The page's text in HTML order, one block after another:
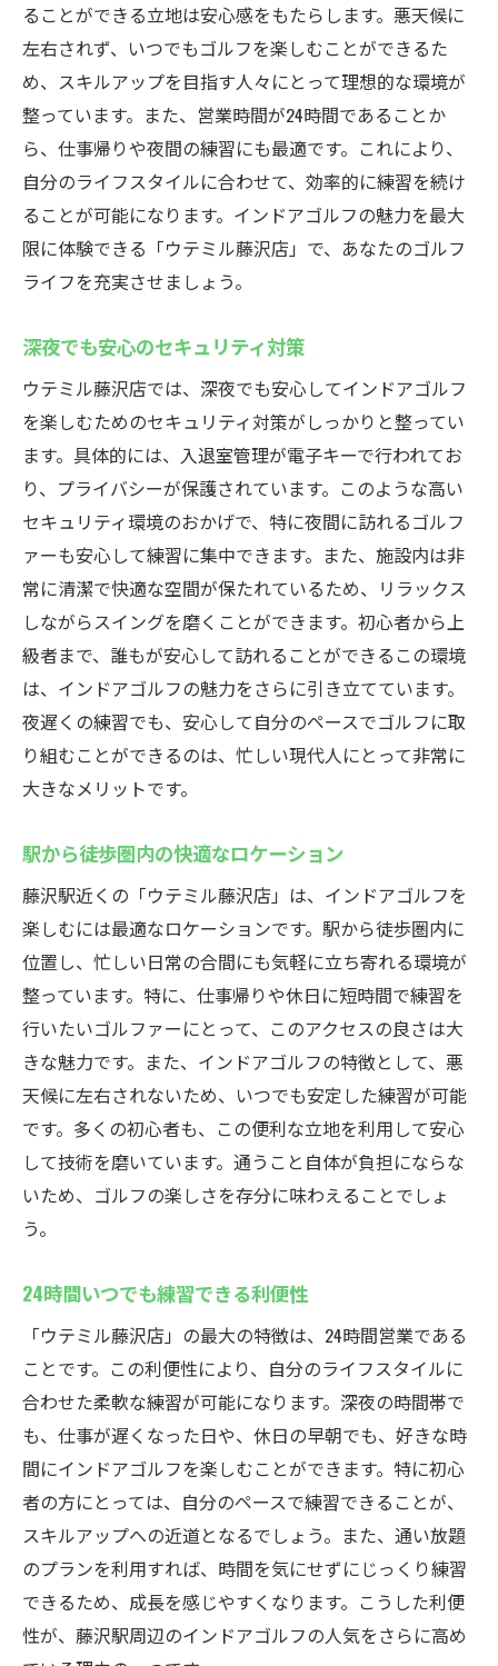
気軽に通えるリーズナブルな料金
仕事帰りにも通えるインドアゴルフ藤沢駅から
すぐの便利さ
仕事帰りのリフレッシュに最適
忙しいビジネスマンにも優しい環境
藤沢駅近くならではのアクセスの良さ
夜間でも活用できる施設の魅力
アフターワークの新しい習慣として
24時間営業のインドアゴルフウテミルでスキル
アップを目指そう
自分のペースでスキルアップ
インストラクターによる指導が充実
短期間でのゴルフ上達を目指す方法
練習の成果が実感できる環境
ウテミル藤沢での成功体験
効率的なスキル向上の秘訣
初心者でも安心藤沢駅のインドアゴルフウテミ
ル
初心者に優しい施設設計
安心の初心者コースガイド
未経験者でも楽しめる練習プラン
初めてのゴルフ体験を応援
藤沢駅でゴルフを始める最適な選択
自由な時間に練習できるウテミル藤沢店の魅力
時間を気にせず練習できる喜び
ライフスタイルに合わせた利用法
藤沢でのフレキシブルな練習環境
24時間営業がもたらす自由さ
日々のルーチンに取り入れやすい
自由な利用が可能なインドアゴルフ
初めてでも楽しく学べる環境
利用者の声を活かした改善点
初心者に知って欲しいウテミルの魅力
初めてのゴルフ体験が楽しくなる方法
ウテミル藤沢の初心者向けポイント
初めてでも続けやすい理由
24時間営業で悪天候でも安心のインドアゴルフ
天候を気にせず練習できる快適さ
雨の日でも快適な練習環境
悪天候の日にこそ活用したい理由
ることができる立地は安心感をもたらします。悪天候に
左右されず、いつでもゴルフを楽しむことができるた
め、スキルアップを目指す人々にとって理想的な環境が
整っています。また、営業時間が24時間であることか
ら、仕事帰りや夜間の練習にも最適です。これにより、
自分のライフスタイルに合わせて、効率的に練習を続け
ることが可能になります。インドアゴルフの魅力を最大
限に体験できる「ウテミル藤沢店」で、あなたのゴルフ
ライフを充実させましょう。
深夜でも安心のセキュリティ対策
ウテミル藤沢店では、深夜でも安心してインドアゴルフ
を楽しむためのセキュリティ対策がしっかりと整ってい
ます。具体的には、入退室管理が電子キーで行われてお
り、プライバシーが保護されています。このような高い
セキュリティ環境のおかげで、特に夜間に訪れるゴルフ
ァーも安心して練習に集中できます。また、施設内は非
常に清潔で快適な空間が保たれているため、リラックス
しながらスイングを磨くことができます。初心者から上
級者まで、誰もが安心して訪れることができるこの環境
は、インドアゴルフの魅力をさらに引き立てています。
夜遅くの練習でも、安心して自分のペースでゴルフに取
り組むことができるのは、忙しい現代人にとって非常に
大きなメリットです。
駅から徒歩圏内の快適なロケーション
藤沢駅近くの「ウテミル藤沢店」は、インドアゴルフを
楽しむには最適なロケーションです。駅から徒歩圏内に
位置し、忙しい日常の合間にも気軽に立ち寄れる環境が
整っています。特に、仕事帰りや休日に短時間で練習を
行いたいゴルファーにとって、このアクセスの良さは大
きな魅力です。また、インドアゴルフの特徴として、悪
天候に左右されないため、いつでも安定した練習が可能
です。多くの初心者も、この便利な立地を利用して安心
して技術を磨いています。通うこと自体が負担にならな
いため、ゴルフの楽しさを存分に味わえることでしょ
う。
24時間いつでも練習できる利便性
「ウテミル藤沢店」の最大の特徴は、24時間営業である
ことです。この利便性により、自分のライフスタイルに
合わせた柔軟な練習が可能になります。深夜の時間帯で
も、仕事が遅くなった日や、休日の早朝でも、好きな時
間にインドアゴルフを楽しむことができます。特に初心
者の方にとっては、自分のペースで練習できることが、
スキルアップへの近道となるでしょう。また、通い放題
のプランを利用すれば、時間を気にせずにじっくり練習
できるため、成長を感じやすくなります。こうした利便
性が、藤沢駅周辺のインドアゴルフの人気をさらに高め